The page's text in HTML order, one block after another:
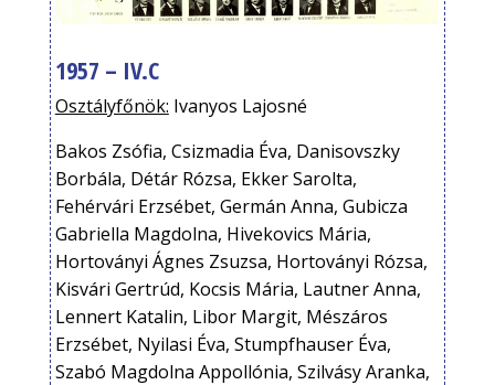
1957 – IV.C
Osztályfőnök: Ivanyos Lajosné
Bakos Zsófia, Csizmadia Éva, Danisovszky
Borbála, Détár Rózsa, Ekker Sarolta,
Fehérvári Erzsébet, Germán Anna, Gubicza
Gabriella Magdolna, Hivekovics Mária,
Hortoványi Ágnes Zsuzsa, Hortoványi Rózsa,
Kisvári Gertrúd, Kocsis Mária, Lautner Anna,
Lennert Katalin, Libor Margit, Mészáros
Erzsébet, Nyilasi Éva, Stumpfhauser Éva,
Szabó Magdolna Appollónia, Szilvásy Aranka,